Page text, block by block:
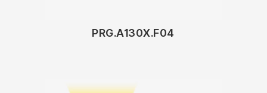
PRG.A130X.F04